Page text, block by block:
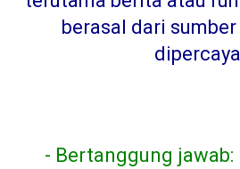
berasal dari
dipercaya
- Bertanggung